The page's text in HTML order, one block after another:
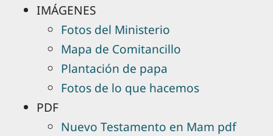
IMÁGENES
Fotos del Ministerio
Mapa de Comitancillo
Plantación de papa
Fotos de lo que hacemos
PDF
Nuevo Testamento en Mam pdf